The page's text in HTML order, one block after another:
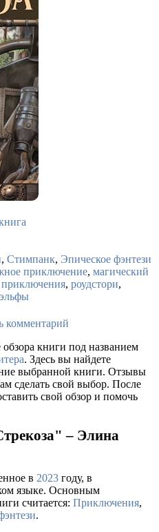
, Стимпанк, Эпическое фэнтези
приключение, магический
приключения, роудстори,
эльфы
комментарий
книги под названием
. Здесь вы найдете
выбранной книги. Отзывы
сделать свой выбор. После
свой обзор и помочь
– Элина
в 2023 году, в
языке. Основным
считается: Приключения,
.